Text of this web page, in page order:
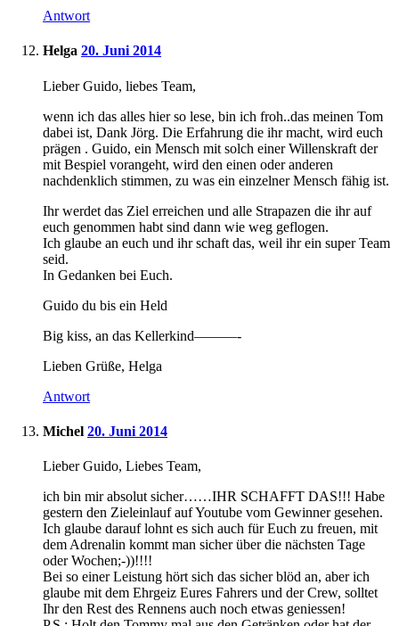
Antwort
Helga 20. Juni 2014
Lieber Guido, liebes Team,
wenn ich das alles hier so lese, bin ich froh..das meinen Tom
dabei ist, Dank Jörg. Die Erfahrung die ihr macht, wird euch
prägen . Guido, ein Mensch mit solch einer Willenskraft der
mit Bespiel vorangeht, wird den einen oder anderen
nachdenklich stimmen, zu was ein einzelner Mensch fähig ist.
Ihr werdet das Ziel erreichen und alle Strapazen die ihr auf
euch genommen habt sind dann wie weg geflogen.
Ich glaube an euch und ihr schaft das, weil ihr ein super Team
seid.
In Gedanken bei Euch.
Guido du bis ein Held
Big kiss, an das Kellerkind———-
Lieben Grüße, Helga
Antwort
Michel 20. Juni 2014
Lieber Guido, Liebes Team,
ich bin mir absolut sicher……IHR SCHAFFT DAS!!! Habe
gestern den Zieleinlauf auf Youtube vom Gewinner gesehen.
Ich glaube darauf lohnt es sich auch für Euch zu freuen, mit
dem Adrenalin kommt man sicher über die nächsten Tage
oder Wochen;-))!!!!
Bei so einer Leistung hört sich das sicher blöd an, aber ich
glaube mit dem Ehrgeiz Eures Fahrers und der Crew, solltet
Ihr den Rest des Rennens auch noch etwas geniessen!